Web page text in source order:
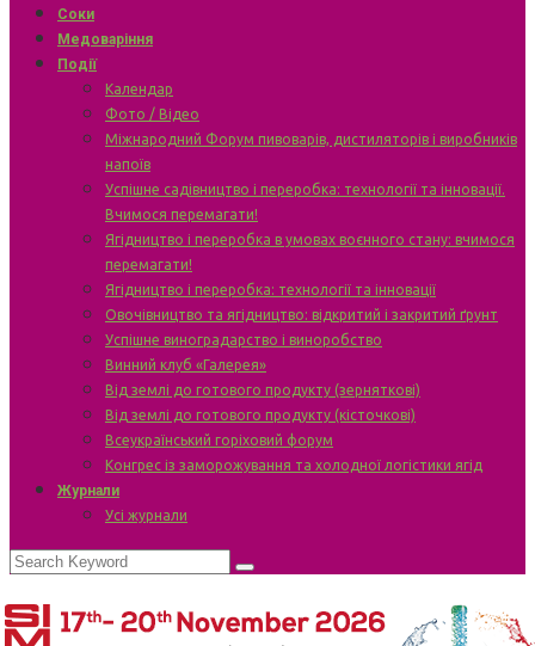
Соки
Медоваріння
Події
Календар
Фото / Відео
Міжнародний Форум пивоварів, дистиляторів і виробників
напоїв
Успішне садівництво і переробка: технології та інновації.
Вчимося перемагати!
Ягідництво і переробка в умовах воєнного стану: вчимося
перемагати!
Ягідництво і переробка: технології та інновації
Овочівництво та ягідництво: відкритий і закритий ґрунт
Успішне виноградарство і виноробство
Винний клуб «Галерея»
Від землі до готового продукту (зерняткові)
Від землі до готового продукту (кісточкові)
Всеукраїнський горіховий форум
Конгрес із заморожування та холодної логістики ягід
Журнали
Усі журнали